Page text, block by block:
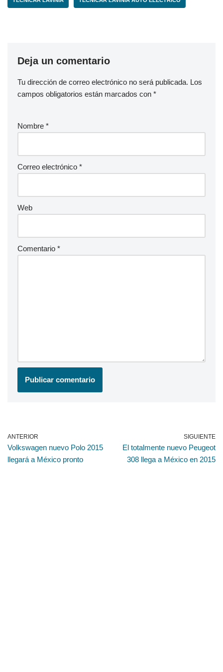
Deja un comentario
Tu dirección de correo electrónico no será publicada. Los
campos obligatorios están marcados con *
Nombre *
Correo electrónico *
Web
Comentario *
ANTERIOR
Volkswagen nuevo Polo 2015
llegará a México pronto
SIGUIENTE
El totalmente nuevo Peugeot
308 llega a México en 2015